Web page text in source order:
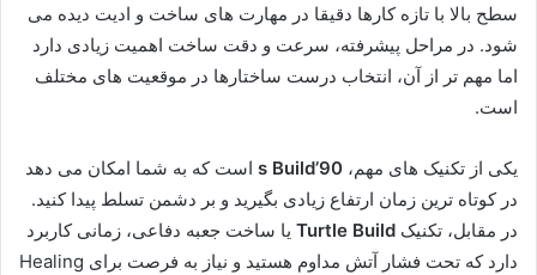
سطح بالا با تازه کارها دقیقا در مهارت های ساخت و ادیت دیده می
شود. در مراحل پیشرفته، سرعت و دقت ساخت اهمیت زیادی دارد
اما مهم تر از آن، انتخاب درست ساختارها در موقعیت های مختلف
است.
یکی از تکنیک های مهم، 90’s Build
است که به شما امکان می دهد
در کوتاه ترین زمان ارتفاع زیادی بگیرید و بر دشمن تسلط پیدا کنید.
در مقابل، تکنیک Turtle Build یا ساخت جعبه دفاعی، زمانی کاربرد
دارد که تحت فشار آتش مداوم هستید و نیاز به فرصت برای Healing